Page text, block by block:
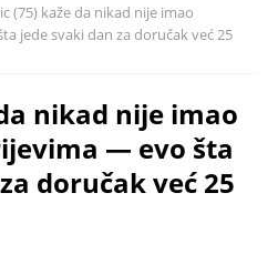
(75) kaže da nikad nije imao
jede svaki dan za doručak već 25
nikad nije imao
— evo šta
doručak već 25